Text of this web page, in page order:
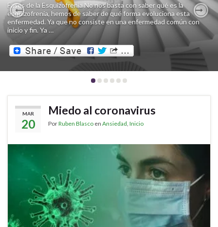
Fases de la Esquizofrenia No nos basta con saber qué es la
esquizofrenia, hemos de saber de qué forma evoluciona esta
enfermedad. Ya que no consiste en una enfermedad común con
inicio y fin. Ya …
Previous
MAR
20
Miedo al coronavirus
PorRuben Blasco en Ansiedad Inicio